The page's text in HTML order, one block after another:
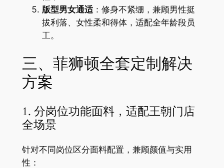
版型男女通适：修身不紧绷，兼顾男性挺
拔利落、女性柔和得体，适配全年龄段员
工。
三、菲狮顿全套定制解决
方案
1. 分岗位功能面料，适配王朝门店
全场景
针对不同岗位区分面料配置，兼顾颜值与实用
性：